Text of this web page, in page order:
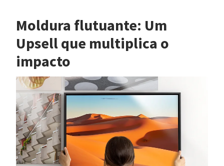
Moldura flutuante: Um
Upsell que multiplica o
impacto